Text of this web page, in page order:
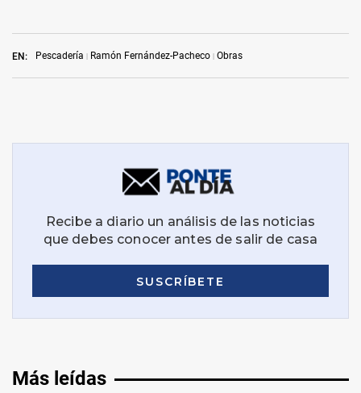
EN: Pescadería Ramón Fernández-Pacheco Obras
Más leídas